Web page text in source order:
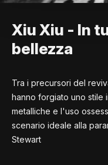
Xiu Xiu - In
bellezza
Tra i precursori del
hanno forgiato uno stile
metalliche e l'uso
scenario ideale alla
Stewart